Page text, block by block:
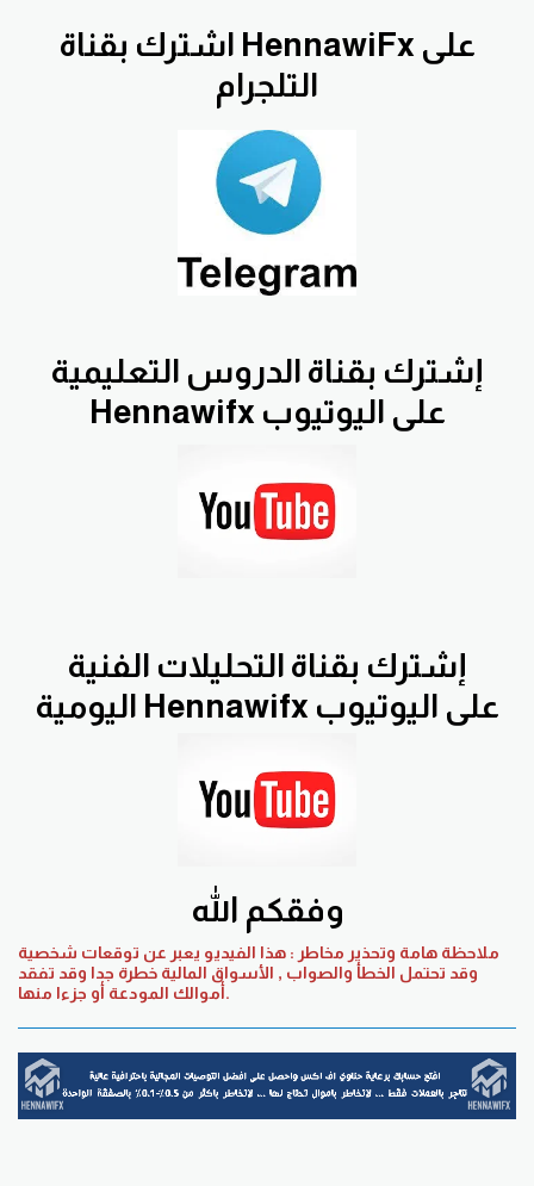
اشترك بقناة HennawiFx على
التلجرام
إشترك بقناة الدروس التعليمية
Hennawifx على اليوتيوب
إشترك بقناة التحليلات الفنية
اليومية Hennawifx على اليوتيوب
وفقكم الله
ملاحظة هامة وتحذير مخاطر : هذا الفيديو يعبر عن توقعات شخصية
وقد تحتمل الخطأ والصواب , الأسواق المالية خطرة جدا وقد تفقد
أموالك المودعة أو جزءا منها.